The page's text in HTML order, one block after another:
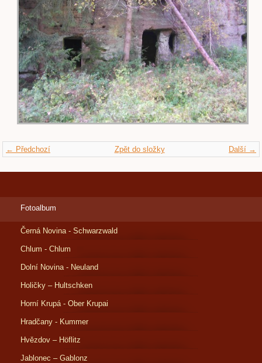
← Předchozí Další →
Zpět do složky
Fotoalbum
Černá Novina - Schwarzwald
Chlum - Chlum
Dolní Novina - Neuland
Holičky – Hultschken
Horní Krupá - Ober Krupai
Hradčany - Kummer
Hvězdov – Höflitz
Jablonec – Gablonz